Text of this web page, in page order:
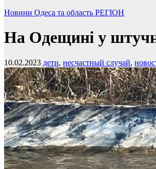
Новини Одеса та область РЕГІОН
На Одещині у
10.02.2023 дети, несчастный случай,